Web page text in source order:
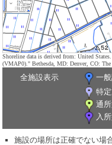
Shoreline data is derived from: United
(VMAP0)." Bethesda, MD: Denver, CO:
全施設表示 一
特
通
入
施設の場所は正確でない場